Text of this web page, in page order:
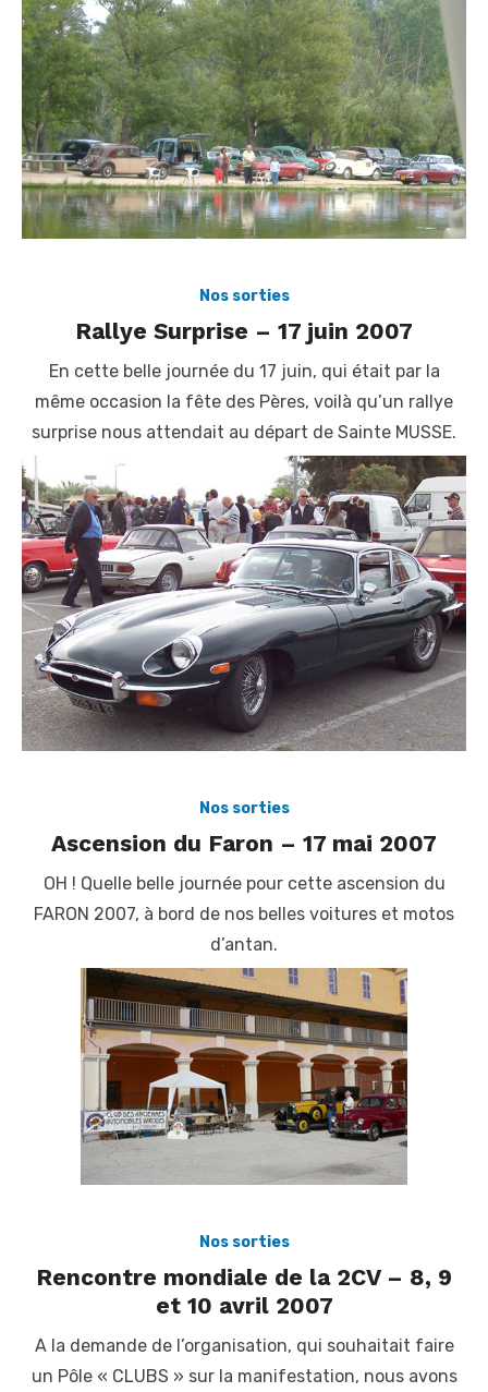
Nos sorties
Rallye Surprise – 17 juin 2007
En cette belle journée du 17 juin, qui était par la
même occasion la fête des Pères, voilà qu’un rallye
surprise nous attendait au départ de Sainte MUSSE.
Nos sorties
Ascension du Faron – 17 mai 2007
OH ! Quelle belle journée pour cette ascension du
FARON 2007, à bord de nos belles voitures et motos
d’antan.
Nos sorties
Rencontre mondiale de la 2CV – 8, 9
et 10 avril 2007
A la demande de l’organisation, qui souhaitait faire
un Pôle « CLUBS » sur la manifestation, nous avons